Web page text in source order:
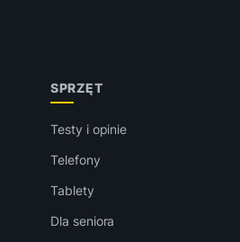
SPRZĘT
Testy i opinie
Telefony
Tablety
Dla seniora